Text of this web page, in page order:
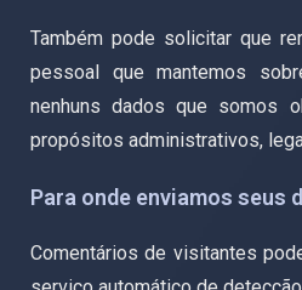
Também pode solicitar que
pessoal que mantemos
nenhuns dados que somos
propósitos administrativos,
Para onde enviamos seus
Comentários de visitantes